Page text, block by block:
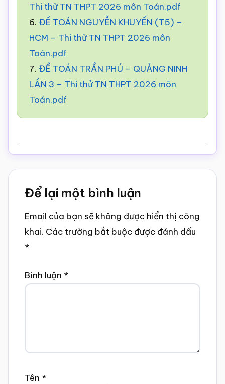
Thi thử TN THPT 2026 môn Toán.pdf
6. ĐỀ TOÁN NGUYỄN KHUYẾN (T5) –
HCM – Thi thử TN THPT 2026 môn
Toán.pdf
7. ĐỀ TOÁN TRẦN PHÚ – QUẢNG NINH
LẦN 3 – Thi thử TN THPT 2026 môn
Toán.pdf
Reader
Interactions
Để lại một bình luận
Email của bạn sẽ không được hiển thị công
khai. Các trường bắt buộc được đánh dấu
*
Bình luận *
Tên *